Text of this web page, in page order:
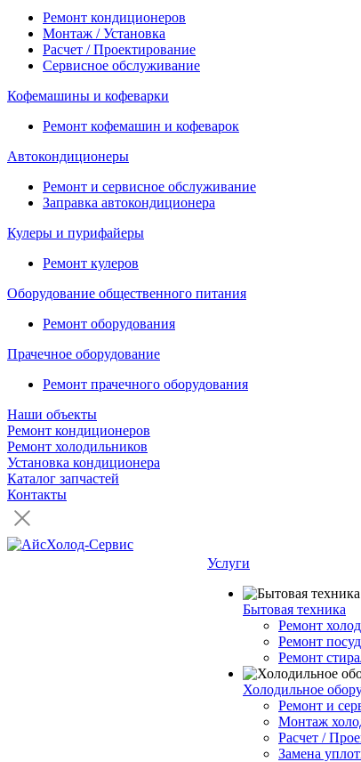
Ремонт кондиционеров
Монтаж / Установка
Расчет / Проектирование
Сервисное обслуживание
Кофемашины и кофеварки
Ремонт кофемашин и кофеварок
Автокондиционеры
Ремонт и сервисное обслуживание
Заправка автокондиционера
Кулеры и пурифайеры
Ремонт кулеров
Оборудование общественного питания
Ремонт оборудования
Прачечное оборудование
Ремонт прачечного оборудования
Наши объекты
Ремонт кондиционеров
Ремонт холодильников
Установка кондиционера
Каталог запчастей
Контакты
Услуги
Бытовая техника
Ремонт
Ремонт
Ремонт
Холодильное
Ремонт и
Монтаж
Расчет /
Замена